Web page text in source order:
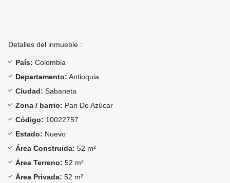
Detalles del inmueble :
País: Colombia
Departamento: Antioquia
Ciudad: Sabaneta
Zona / barrio: Pan De Azúcar
Código: 10022757
Estado: Nuevo
Área Construida: 52 m²
Área Terreno: 52 m²
Área Privada: 52 m²